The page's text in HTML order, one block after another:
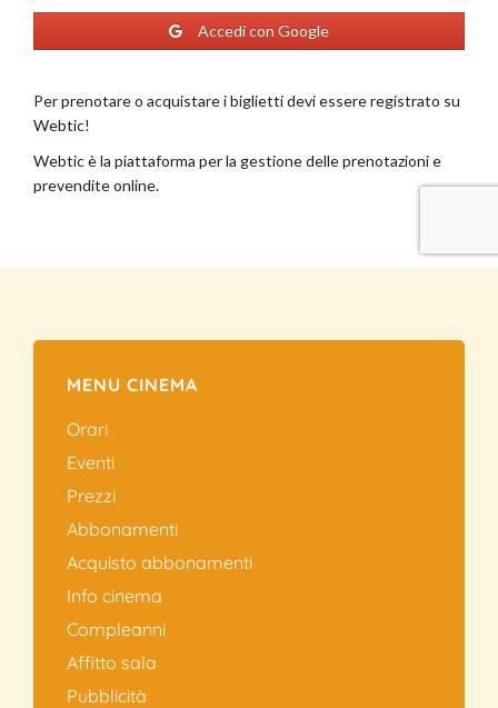
MENU CINEMA
Orari
Eventi
Prezzi
Abbonamenti
Acquisto abbonamenti
Info cinema
Compleanni
Affitto sala
Pubblicità